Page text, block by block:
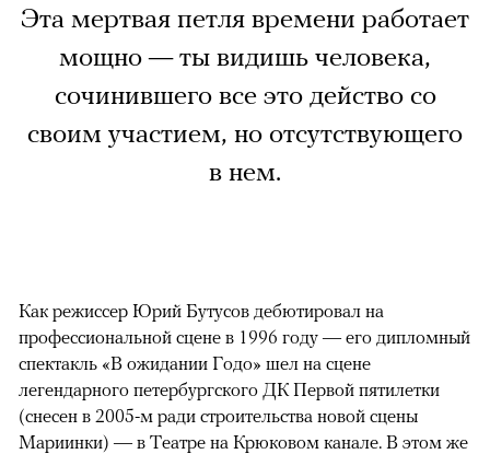
Эта мертвая петля времени работает
мощно — ты видишь человека,
сочинившего все это действо со
своим участием, но отсутствующего
в нем.
Как режиссер Юрий Бутусов дебютировал на
профессиональной сцене в 1996 году — его дипломный
спектакль «В ожидании Годо» шел на сцене
легендарного петербургского ДК Первой пятилетки
(снесен в 2005-м ради строительства новой сцены
Мариинки) — в Театре на Крюковом канале. В этом же